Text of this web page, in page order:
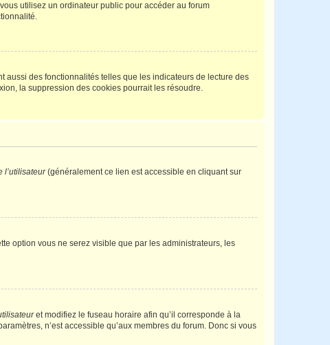
utilisez un ordinateur public pour accéder au forum
aussi des fonctionnalités telles que les indicateurs de lecture des
la suppression des cookies pourrait les résoudre.
l’utilisateur(généralement ce lien est accessible en cliquant sur
option vous ne serez visible que par les administrateurs, les
et modifiez le fuseau horaire afin qu’il corresponde à la
n’est accessible qu’aux membres du forum. Donc si vous